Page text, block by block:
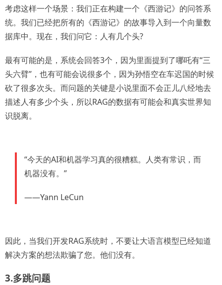
考虑这样一个场景：我们正在构建一个《西游记》的问答系
统。我们已经把所有的《西游记》的故事导入到一个向量数
据库中。现在，我们问它：人有几个头?
最有可能的是，系统会回答3个，因为里面提到了哪吒有“三
头六臂”，也有可能会说很多个，因为孙悟空在车迟国的时候
砍了很多次头。而问题的关键是小说里面不会正儿八经地去
描述人有多少个头，所以RAG的数据有可能会和真实世界知
识脱离。
“今天的AI和机器学习真的很糟糕。人类有常识，而
机器没有。”
——Yann LeCun
因此，当我们开发RAG系统时，不要让大语言模型已经知道
解决方案的想法欺骗了您。他们没有。
3.多跳问题